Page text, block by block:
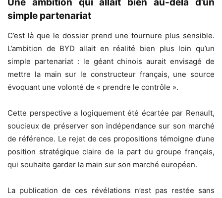
Une ambition qui allait bien au-delà d’un
simple partenariat
C’est là que le dossier prend une tournure plus sensible.
L’ambition de BYD allait en réalité bien plus loin qu’un
simple partenariat : le géant chinois aurait envisagé de
mettre la main sur le constructeur français, une source
évoquant une volonté de « prendre le contrôle ».
Cette perspective a logiquement été écartée par Renault,
soucieux de préserver son indépendance sur son marché
de référence. Le rejet de ces propositions témoigne d’une
position stratégique claire de la part du groupe français,
qui souhaite garder la main sur son marché européen.
La publication de ces révélations n’est pas restée sans